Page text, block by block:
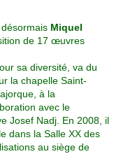
Miquel
de 17 œuvres
sa diversité, va du
la chapelle Saint-
à la
avec le
Josef Nadj. En 2008, il
dans la Salle XX des
au siège de